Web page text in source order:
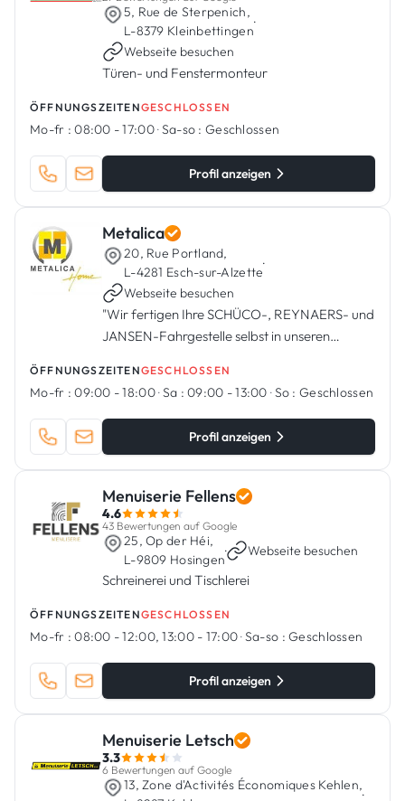
5, Rue de Sterpenich,
L-8379 Kleinbettingen
·
Webseite besuchen
Türen- und Fenstermonteur
ÖFFNUNGSZEITENGESCHLOSSEN
Mo-fr : 08:00 - 17:00·Sa-so : Geschlossen
Profil anzeigen
Metalica
20, Rue Portland,
L-4281 Esch-sur-Alzette
·
Webseite besuchen
"Wir fertigen Ihre SCHÜCO-, REYNAERS- und
JANSEN-Fahrgestelle selbst in unseren
ÖFFNUNGSZEITENGESCHLOSSEN
Mo-fr : 09:00 - 18:00·Sa : 09:00 - 13:00·So : Geschlossen
Profil anzeigen
Menuiserie Fellens
4.6
43 Bewertungen auf Google
25, Op der Héi,
L-9809 Hosingen
· Webseite besuchen
Schreinerei und Tischlerei
ÖFFNUNGSZEITENGESCHLOSSEN
Mo-fr : 08:00 - 12:00, 13:00 - 17:00·Sa-so : Geschlossen
Profil anzeigen
Menuiserie Letsch
3.3
6 Bewertungen auf Google
13, Zone d'Activités Économiques Kehlen,
·